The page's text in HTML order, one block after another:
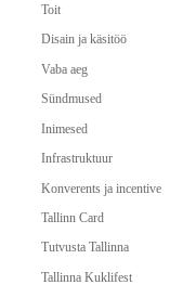
Toit
Disain ja käsitöö
Vaba aeg
Sündmused
Inimesed
Infrastruktuur
Konverents ja incentive
Tallinn Card
Tutvusta Tallinna
Tallinna Kuklifest